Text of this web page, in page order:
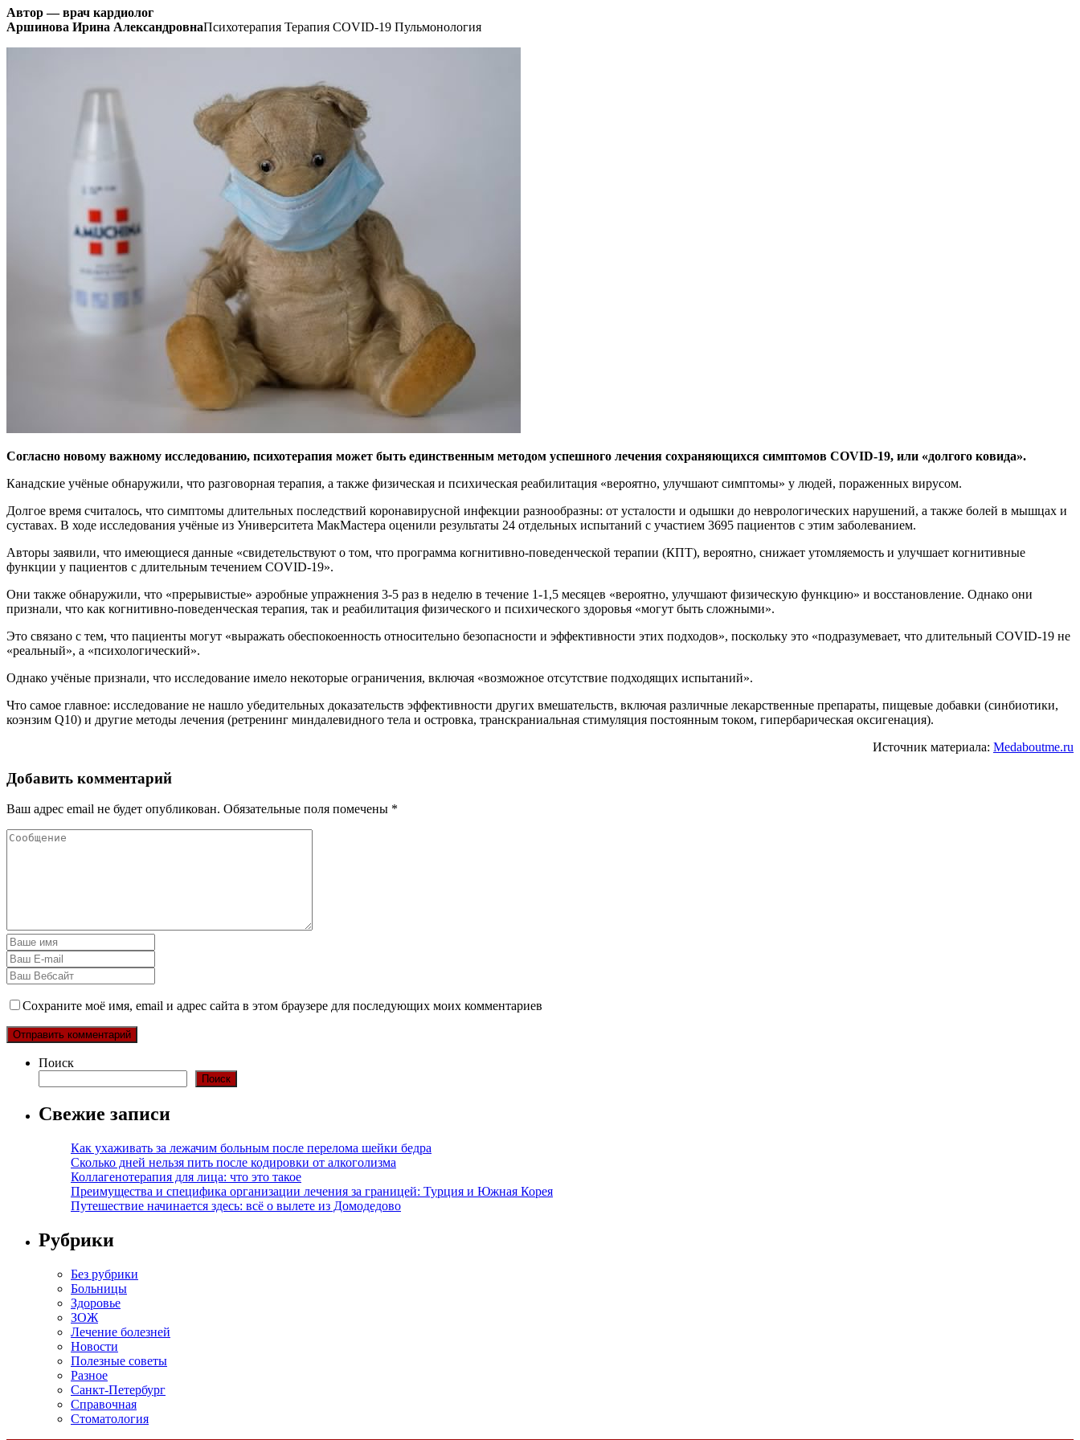
Автор — врач кардиолог
Аршинова Ирина АлександровнаПсихотерапия Терапия COVID-19 Пульмонология
Согласно новому важному исследованию, психотерапия может быть единственным методом успешного лечения сохраняющихся симптомов COVID-19, или «долгого ковида».
Канадские учёные обнаружили, что разговорная терапия, а также физическая и психическая реабилитация «вероятно, улучшают симптомы» у людей, пораженных вирусом.
Долгое время считалось, что симптомы длительных последствий коронавирусной инфекции разнообразны: от усталости и одышки до неврологических нарушений, а также болей в мышцах и
суставах. В ходе исследования учёные из Университета МакМастера оценили результаты 24 отдельных испытаний с участием 3695 пациентов с этим заболеванием.
Авторы заявили, что имеющиеся данные «свидетельствуют о том, что программа когнитивно-поведенческой терапии (КПТ), вероятно, снижает утомляемость и улучшает когнитивные
функции у пациентов с длительным течением COVID-19».
Они также обнаружили, что «прерывистые» аэробные упражнения 3-5 раз в неделю в течение 1-1,5 месяцев «вероятно, улучшают физическую функцию» и восстановление. Однако они
признали, что как когнитивно-поведенческая терапия, так и реабилитация физического и психического здоровья «могут быть сложными».
Это связано с тем, что пациенты могут «выражать обеспокоенность относительно безопасности и эффективности этих подходов», поскольку это «подразумевает, что длительный COVID-19 не
«реальный», а «психологический».
Однако учёные признали, что исследование имело некоторые ограничения, включая «возможное отсутствие подходящих испытаний».
Что самое главное: исследование не нашло убедительных доказательств эффективности других вмешательств, включая различные лекарственные препараты, пищевые добавки (синбиотики,
коэнзим Q10) и другие методы лечения (ретренинг миндалевидного тела и островка, транскраниальная стимуляция постоянным током, гипербарическая оксигенация).
Источник материала: Medaboutme.ru
Добавить комментарий
Ваш адрес email не будет опубликован. Обязательные поля помечены *
Сохраните моё имя, email и адрес сайта в этом браузере для последующих моих комментариев
Поиск
Поиск
Свежие записи
Как ухаживать за лежачим больным после перелома шейки бедра
Сколько дней нельзя пить после кодировки от алкоголизма
Коллагенотерапия для лица: что это такое
Преимущества и специфика организации лечения за границей: Турция и Южная Корея
Путешествие начинается здесь: всё о вылете из Домодедово
Рубрики
Без рубрики
Больницы
Здоровье
ЗОЖ
Лечение болезней
Новости
Полезные советы
Разное
Санкт-Петербург
Справочная
Стоматология